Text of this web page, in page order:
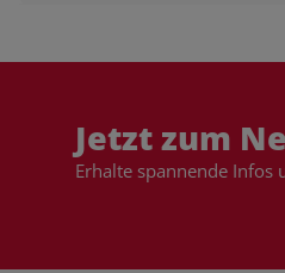
Jetzt zum
Erhalte spannende Infos